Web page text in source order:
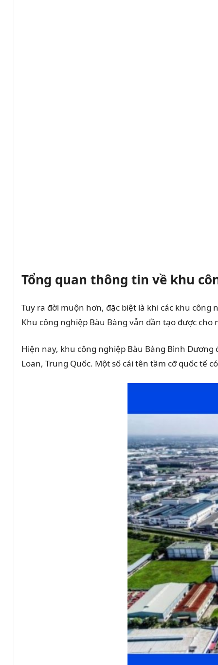
Tổng quan thông tin về khu
Tuy ra đời muộn hơn, đặc biệt là khi các khu
Khu công nghiệp Bàu Bàng vẫn dần tạo được
Hiện nay, khu công nghiệp Bàu Bàng Bình
Loan, Trung Quốc. Một số cái tên tầm cỡ quốc tế